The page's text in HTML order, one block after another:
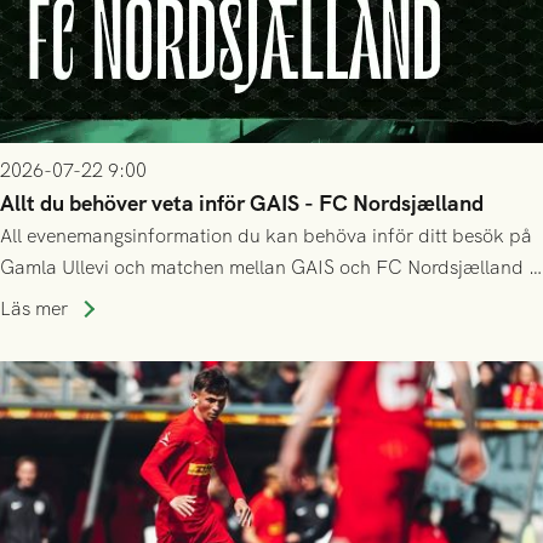
2026-07-22 9:00
Allt du behöver veta inför GAIS - FC Nordsjælland
All evenemangsinformation du kan behöva inför ditt besök på
Gamla Ullevi och matchen mellan GAIS och FC Nordsjælland i
kvalet till Conference League! Avspark kl 19.00 på torsdag
Läs mer